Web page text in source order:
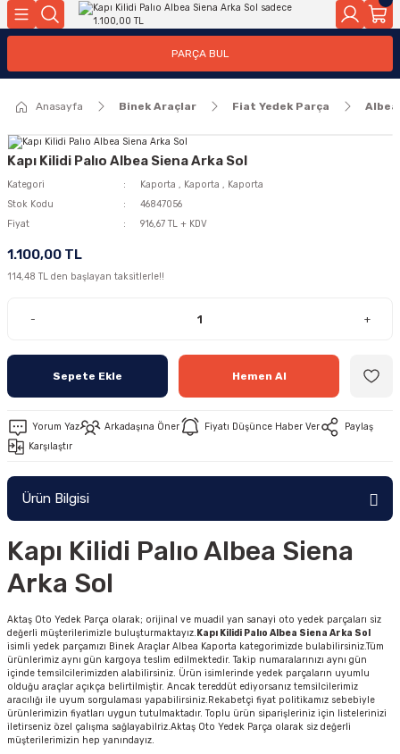
Geri Dön
Geri Dön
PARÇA BUL
Anasayfa Binek Araçlar Fiat Yedek Parça Albea
Kapı Kilidi Palıo Albea Siena Arka Sol
Kategori Kaporta , Kaporta , Kaporta
Stok Kodu
46847056
Fiyat
916,67 TL + KDV
1.100,00 TL
114,48 TL den başlayan taksitlerle!!
- +
Sepete Ekle Hemen Al
Yorum Yaz Arkadaşına Öner Fiyatı Düşünce Haber Ver
Paylaş
Karşılaştır
Ürün Bilgisi
Kapı Kilidi Palıo Albea Siena
Arka Sol
Aktaş Oto Yedek Parça olarak; orijinal ve muadil yan sanayi oto yedek parçaları siz
değerli müşterilerimizle buluşturmaktayız.Kapı Kilidi Palıo Albea Siena Arka Sol
isimli yedek parçamızı Binek Araçlar Albea Kaporta kategorimizde bulabilirsiniz.Tüm
ürünlerimiz aynı gün kargoya teslim edilmektedir. Takip numaralarınızı aynı gün
içinde temsilcilerimizden alabilirsiniz. Ürün isimlerinde yedek parçaların uyumlu
olduğu araçlar açıkça belirtilmiştir. Ancak tereddüt ediyorsanız temsilcilerimiz
aracılığı ile uyum sorgulaması yapabilirsiniz.Rekabetçi fiyat politikamız sebebiyle
ürünlerimizin fiyatları uygun tutulmaktadır. Toplu ürün siparişleriniz için listelerinizi
iletirseniz özel çalışma sağlayabilriz.Aktaş Oto Yedek Parça olarak siz değerli
müşterilerimizin hep yanındayız.